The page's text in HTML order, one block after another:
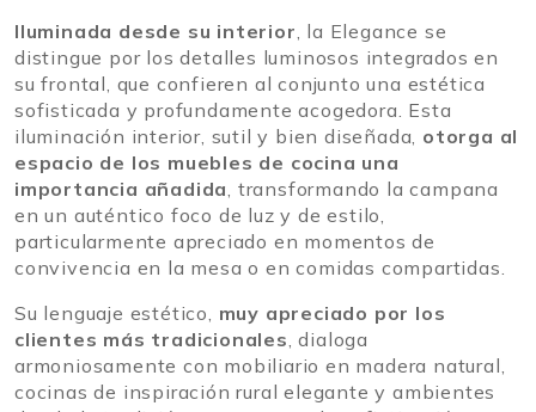
Iluminada desde su interior, la Elegance se
distingue por los detalles luminosos integrados en
su frontal, que confieren al conjunto una estética
sofisticada y profundamente acogedora. Esta
iluminación interior, sutil y bien diseñada, otorga al
espacio de los muebles de cocina una
importancia añadida, transformando la campana
en un auténtico foco de luz y de estilo,
particularmente apreciado en momentos de
convivencia en la mesa o en comidas compartidas.
Su lenguaje estético, muy apreciado por los
clientes más tradicionales, dialoga
armoniosamente con mobiliario en madera natural,
cocinas de inspiración rural elegante y ambientes